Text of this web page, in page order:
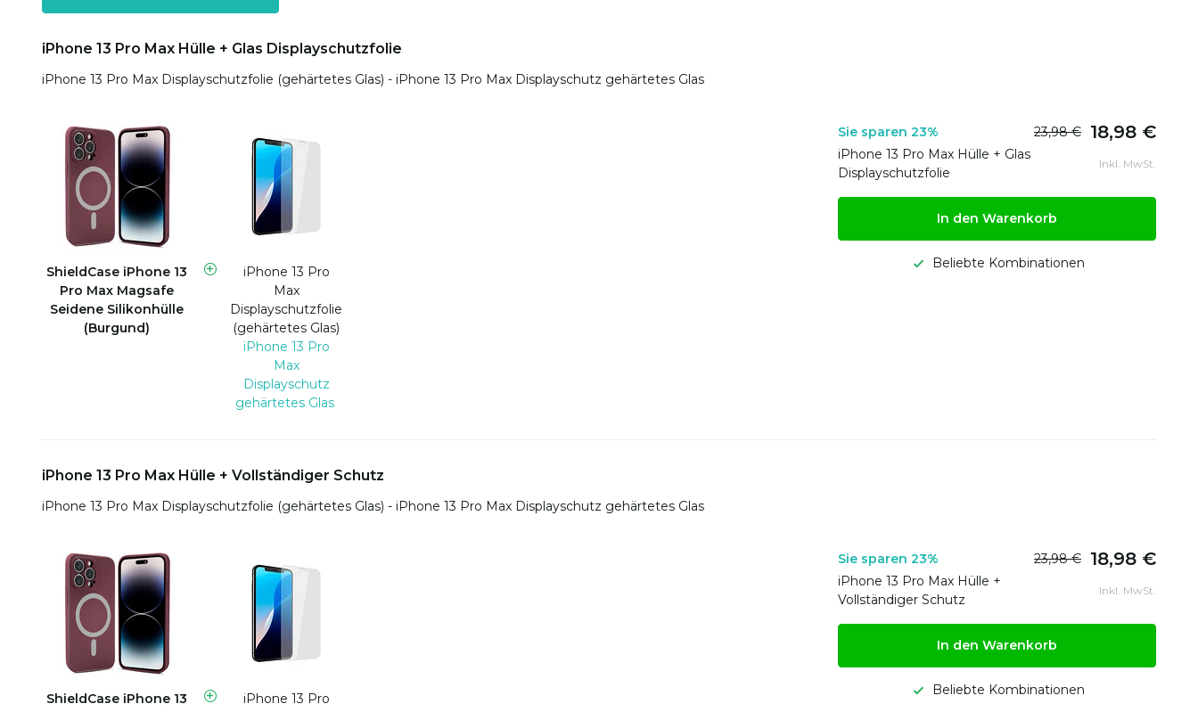
iPhone 13 Pro Max Hülle + Glas Displayschutzfolie
iPhone 13 Pro Max Displayschutzfolie (gehärtetes Glas) - iPhone 13 Pro Max Displayschutz gehärtetes Glas
ShieldCase iPhone 13
Pro Max Magsafe
Seidene Silikonhülle
(Burgund)
iPhone 13 Pro
Max
Displayschutzfolie
(gehärtetes Glas)
iPhone 13 Pro
Max
Displayschutz
gehärtetes Glas
Sie sparen 23% 23,98 € 18,98 €
iPhone 13 Pro Max Hülle + Glas
Displayschutzfolie
Inkl. MwSt.
In den Warenkorb
Beliebte Kombinationen
iPhone 13 Pro Max Hülle + Vollständiger Schutz
iPhone 13 Pro Max Displayschutzfolie (gehärtetes Glas) - iPhone 13 Pro Max Displayschutz gehärtetes Glas
ShieldCase iPhone 13
iPhone 13 Pro
Sie sparen 23% 23,98 € 18,98 €
iPhone 13 Pro Max Hülle +
Vollständiger Schutz
Inkl. MwSt.
In den Warenkorb
Beliebte Kombinationen